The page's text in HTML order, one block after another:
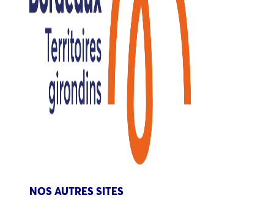
NOS AUTRES SITES